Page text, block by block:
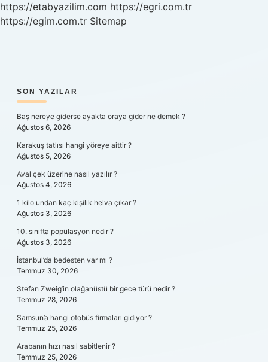
Mu
https://etabyazilim.com https://egri.com.tr
https://egim.com.tr Sitemap
SIDEBAR
SON YAZILAR
Baş nereye giderse ayakta oraya gider ne demek ?
Ağustos 6, 2026
Karakuş tatlısı hangi yöreye aittir ?
Ağustos 5, 2026
Aval çek üzerine nasıl yazılır ?
Ağustos 4, 2026
1 kilo undan kaç kişilik helva çıkar ?
Ağustos 3, 2026
10. sınıfta popülasyon nedir ?
Ağustos 3, 2026
İstanbul’da bedesten var mı ?
Temmuz 30, 2026
Stefan Zweig’in olağanüstü bir gece türü nedir ?
Temmuz 28, 2026
Samsun’a hangi otobüs firmaları gidiyor ?
Temmuz 25, 2026
Arabanın hızı nasıl sabitlenir ?
Temmuz 25, 2026